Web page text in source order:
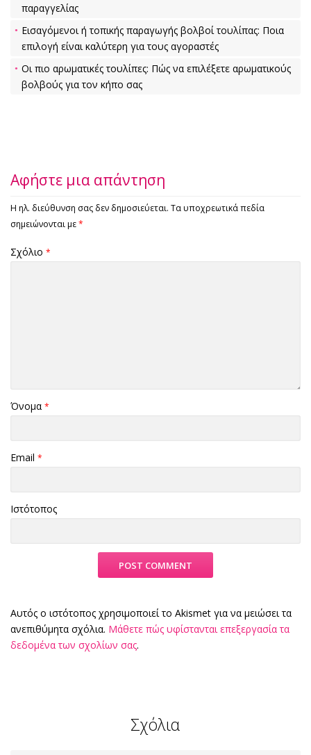
παραγγελίας
Εισαγόμενοι ή τοπικής παραγωγής βολβοί τουλίπας: Ποια
επιλογή είναι καλύτερη για τους αγοραστές
Οι πιο αρωματικές τουλίπες: Πώς να επιλέξετε αρωματικούς
βολβούς για τον κήπο σας
Αφήστε μια απάντηση
Η ηλ. διεύθυνση σας δεν δημοσιεύεται. Τα υποχρεωτικά πεδία
σημειώνονται με*
Σχόλιο *
Όνομα *
Email *
Ιστότοπος
Αυτός ο ιστότοπος χρησιμοποιεί το Akismet για να μειώσει τα
ανεπιθύμητα σχόλια. Μάθετε πώς υφίστανται επεξεργασία τα
δεδομένα των σχολίων σας.
Σχόλια